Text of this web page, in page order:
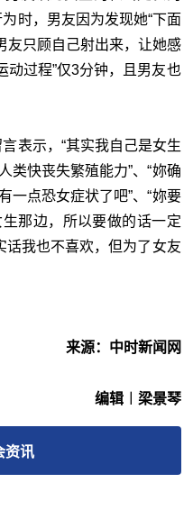
时，男友因为发现她“下面
友只顾自己射出来，让她感
动过程”仅3分钟，且男友也
表示，“其实我自己是女生
类快丧失繁殖能力”、“妳确
一点恐女症状了吧”、“妳要
那边，所以要做的话一定
话我也不喜欢，但为了女友
来源：中时新闻网
编辑︱梁景琴
资讯